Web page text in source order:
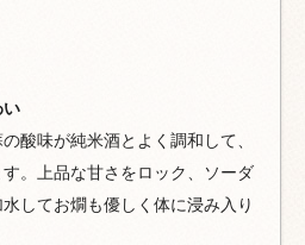
い
酸味が純米酒とよく調和して、
。上品な甘さをロック、ソーダ
してお燗も優しく体に浸み入り